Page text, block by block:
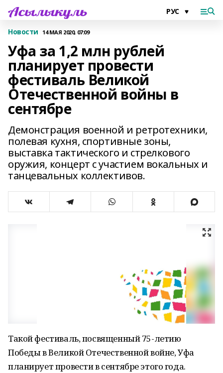
Новости 14 МАЯ 2020, 07:09
Уфа за 1,2 млн рублей
планирует провести
фестиваль Великой
Отечественной войны в
сентябре
Демонстрация военной и ретротехники,
полевая кухня, спортивные зоны,
выставка тактического и стрелкового
оружия, концерт с участием вокальных и
танцевальных коллективов.
Такой фестиваль, посвященный 75-летию
Победы в Великой Отечественной войне, Уфа
планирует провести в сентябре этого года.